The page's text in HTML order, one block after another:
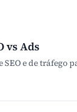
vs Ads
e de tráfego